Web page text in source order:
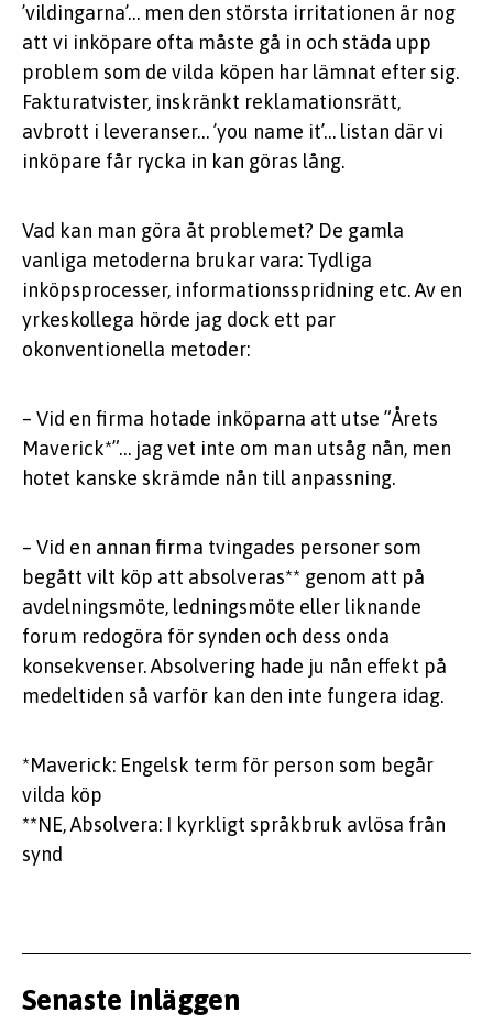
’vildingarna’… men den största irritationen är nog
att vi inköpare ofta måste gå in och städa upp
problem som de vilda köpen har lämnat efter sig.
Fakturatvister, inskränkt reklamationsrätt,
avbrott i leveranser… ’you name it’… listan där vi
inköpare får rycka in kan göras lång.
Vad kan man göra åt problemet? De gamla
vanliga metoderna brukar vara: Tydliga
inköpsprocesser, informationsspridning etc. Av en
yrkeskollega hörde jag dock ett par
okonventionella metoder:
– Vid en firma hotade inköparna att utse ”Årets
Maverick*”… jag vet inte om man utsåg nån, men
hotet kanske skrämde nån till anpassning.
– Vid en annan firma tvingades personer som
begått vilt köp att absolveras** genom att på
avdelningsmöte, ledningsmöte eller liknande
forum redogöra för synden och dess onda
konsekvenser. Absolvering hade ju nån effekt på
medeltiden så varför kan den inte fungera idag.
*Maverick: Engelsk term för person som begår
vilda köp
**NE, Absolvera: I kyrkligt språkbruk avlösa från
synd
Senaste inläggen